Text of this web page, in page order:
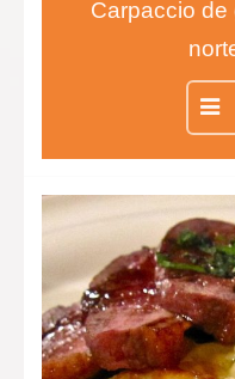
Carpaccio
Entrecot
infusionada